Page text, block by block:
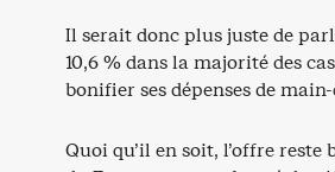
Il serait donc plus juste de
10,6 % dans la majorité des
bonifier ses dépenses de
Quoi qu’il en soit, l’offre